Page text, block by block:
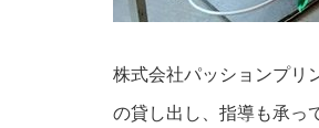
株式会社パッションプリ
の貸し出し、指導も承っ